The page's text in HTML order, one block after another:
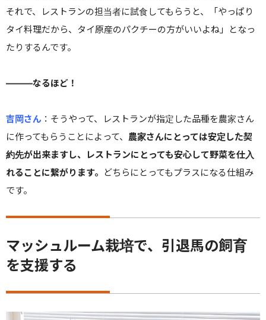
それで、レストランの担当者に試食してもらうと、「やっぱり
タイ料理だから、タイ原産のパクチーの方がいいよね」となっ
たりするんです。
———なるほど！
吉岡さん ： そうやって、レストランが指定した品種を農家さん
に作ってもらうことによって、 農家さんにとっては安定した契
約先が出来ますし、レストランにとっても安心して野菜を仕入
れることに繋がります。
どちらにとってもプラスになる仕組み
です。
マッシュルーム栽培で、引退馬の飼育
を支援する